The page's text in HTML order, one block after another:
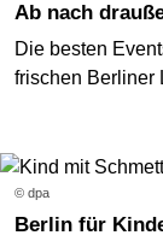
Ab nach
Die besten
frischen Berliner
© dpa
Berlin für